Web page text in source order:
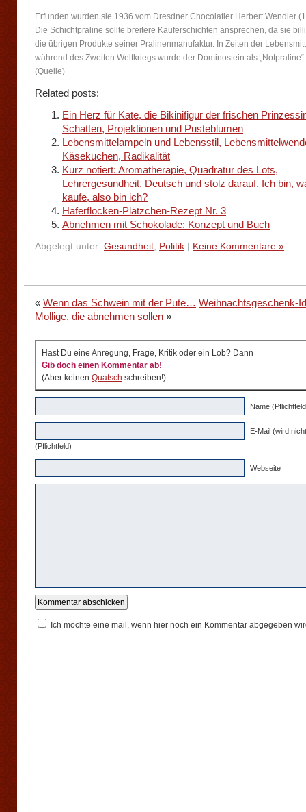
Erfunden wurden sie 1936 vom Dresdner Chocolatier Herbert Wendler
Die Schichtpraline sollte breitere Käuferschichten ansprechen, da sie
die übrigen Produkte seiner Pralinenmanufaktur. In Zeiten der
während des Zweiten Weltkriegs wurde der Dominostein als „Notpraline“
(Quelle)
Related posts:
Ein Herz für Kate, die Bikinifigur der frischen
Schatten, Projektionen und Pusteblumen
Lebensmittelampeln und Lebensstil,
Käsekuchen, Radikalität
Kurz notiert: Aromatherapie, Quadratur des Lots,
Lehrergesundheit, Deutsch und stolz darauf. Ich bin,
kaufe, also bin ich?
Haferflocken-Plätzchen-Rezept Nr. 3
Abnehmen mit Schokolade: Konzept und Buch
Abgelegt unter: Gesundheit, Politik Keine Kommentare »
« Wenn das Schwein mit der Pute… Weihnachtsgeschenk-
Mollige, die abnehmen sollen »
Hast Du eine Anregung, Frage, Kritik oder ein Lob? Dann
Gib doch einen Kommentar ab!
(Aber keinen Quatsch schreiben!)
Name
E-Mail (wird
(Pflichtfeld)
Webseite
Ich möchte eine mail, wenn hier noch ein Kommentar abgegeben